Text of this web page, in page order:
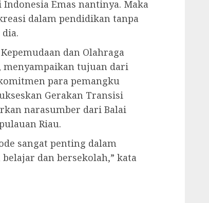
Emas nantinya. Maka
dalam pendidikan tanpa
dan Olahraga
menyampaikan tujuan dari
para pemangku
Gerakan Transisi
narasumber dari Balai
Riau.
sangat penting dalam
dan bersekolah,” kata